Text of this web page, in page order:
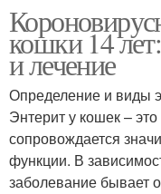
кошки 14
и лечение
Определение и виды
Энтерит у кошек –
сопровождается
функции. В
заболевание бывает